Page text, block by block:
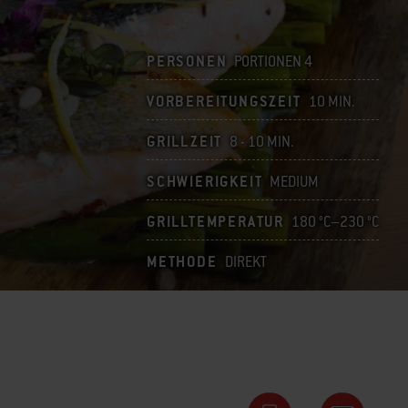
PERSONEN PORTIONEN 4
VORBEREITUNGSZEIT 10 MIN.
GRILLZEIT 8 - 10 MIN.
SCHWIERIGKEIT MEDIUM
GRILLTEMPERATUR 180 °C–230 °C
METHODE DIREKT